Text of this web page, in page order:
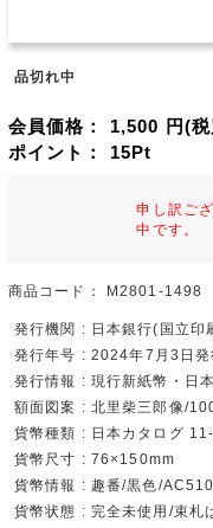
品切れ中
会員価格： 1,500 円(
ポイント： 15Pt
申し訳ご
中です。
商品コード： M2801-1498
発行機関 : 日本銀行(国立印
発行年号 : 2024年7月3日発
発行情報 : 現行新紙幣・日
額面図案 : 北里柴三郎像/
貨幣種類 : 日本カタログ
貨幣尺寸 : 76×150mm
貨幣情報 : 趣番/黒色/
貨幣状態 : 完全未使用/束札